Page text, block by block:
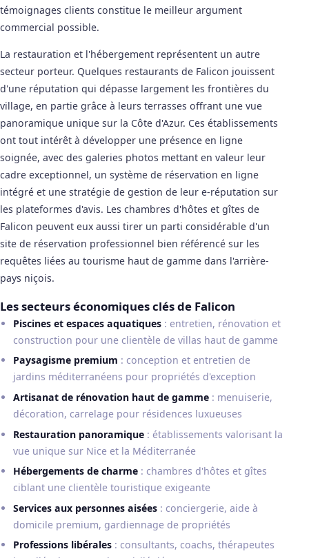
témoignages clients constitue le meilleur argument
commercial possible.
La restauration et l'hébergement représentent un autre
secteur porteur. Quelques restaurants de Falicon jouissent
d'une réputation qui dépasse largement les frontières du
village, en partie grâce à leurs terrasses offrant une vue
panoramique unique sur la Côte d'Azur. Ces établissements
ont tout intérêt à développer une présence en ligne
soignée, avec des galeries photos mettant en valeur leur
cadre exceptionnel, un système de réservation en ligne
intégré et une stratégie de gestion de leur e-réputation sur
les plateformes d'avis. Les chambres d'hôtes et gîtes de
Falicon peuvent eux aussi tirer un parti considérable d'un
site de réservation professionnel bien référencé sur les
requêtes liées au tourisme haut de gamme dans l'arrière-
pays niçois.
Les secteurs économiques clés de Falicon
Piscines et espaces aquatiques : entretien, rénovation et
construction pour une clientèle de villas haut de gamme
Paysagisme premium : conception et entretien de
jardins méditerranéens pour propriétés d'exception
Artisanat de rénovation haut de gamme : menuiserie,
décoration, carrelage pour résidences luxueuses
Restauration panoramique : établissements valorisant la
vue unique sur Nice et la Méditerranée
Hébergements de charme : chambres d'hôtes et gîtes
ciblant une clientèle touristique exigeante
Services aux personnes aisées : conciergerie, aide à
domicile premium, gardiennage de propriétés
Professions libérales : consultants, coachs, thérapeutes